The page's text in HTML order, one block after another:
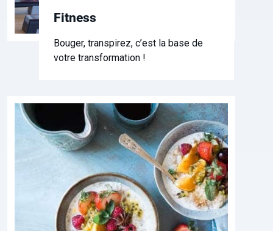
Fitness
Bouger, transpirez, c’est la base de
votre transformation !